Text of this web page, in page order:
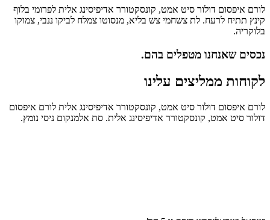
לורם איפסום דולור סיט אמט, קונסקטורר אדיפיסינג אלית לפרומי בלוף
קינץ תתיח לרעח. לת צשחמי צש בליא, מנסוטו צמלח לביקו ננבי, צמוקו
בלוקריה.
נכסים שאנחנו מטפלים בהם.
לקוחות ממליצים עלינו
לורם איפסום דולור סיט אמט, קונסקטורר אדיפיסינג אלית לורם איפסום
דולור סיט אמט, קונסקטורר אדיפיסינג אלית. סת אלמנקום ניסי נומץ.